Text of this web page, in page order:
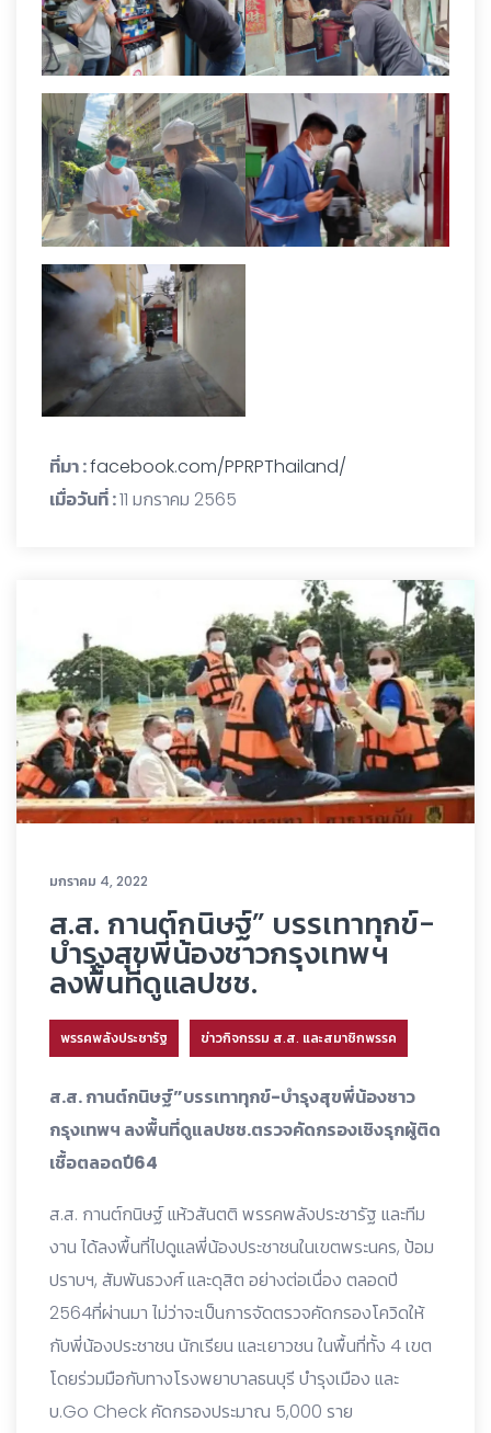
ที่มา :facebook.com/PPRPThailand/
เมื่อวันที่ :11 มกราคม 2565
มกราคม 4, 2022
ส.ส. กานต์กนิษฐ์” บรรเทาทุกข์-
บำรุงสุขพี่น้องชาวกรุงเทพฯ
ลงพื้นที่ดูแลปชช.
พรรคพลังประชารัฐ ข่าวกิจกรรม ส.ส. และสมาชิกพรรค
ส.ส. กานต์กนิษฐ์”บรรเทาทุกข์-บำรุงสุขพี่น้องชาว
กรุงเทพฯ ลงพื้นที่ดูแลปชช.ตรวจคัดกรองเชิงรุกผู้ติด
เชื้อตลอดปี64
ส.ส. กานต์กนิษฐ์ แห้วสันตติ พรรคพลังประชารัฐ และทีม
งาน ได้ลงพื้นที่ไปดูแลพี่น้องประชาชนในเขตพระนคร, ป้อม
ปราบฯ, สัมพันธวงศ์ และดุสิต อย่างต่อเนื่อง ตลอดปี
2564ที่ผ่านมา ไม่ว่าจะเป็นการจัดตรวจคัดกรองโควิดให้
กับพี่น้องประชาชน นักเรียน และเยาวชน ในพื้นที่ทั้ง 4 เขต
โดยร่วมมือกับทางโรงพยาบาลธนบุรี บำรุงเมือง และ
บ.Go Check คัดกรองประมาณ 5,000 ราย